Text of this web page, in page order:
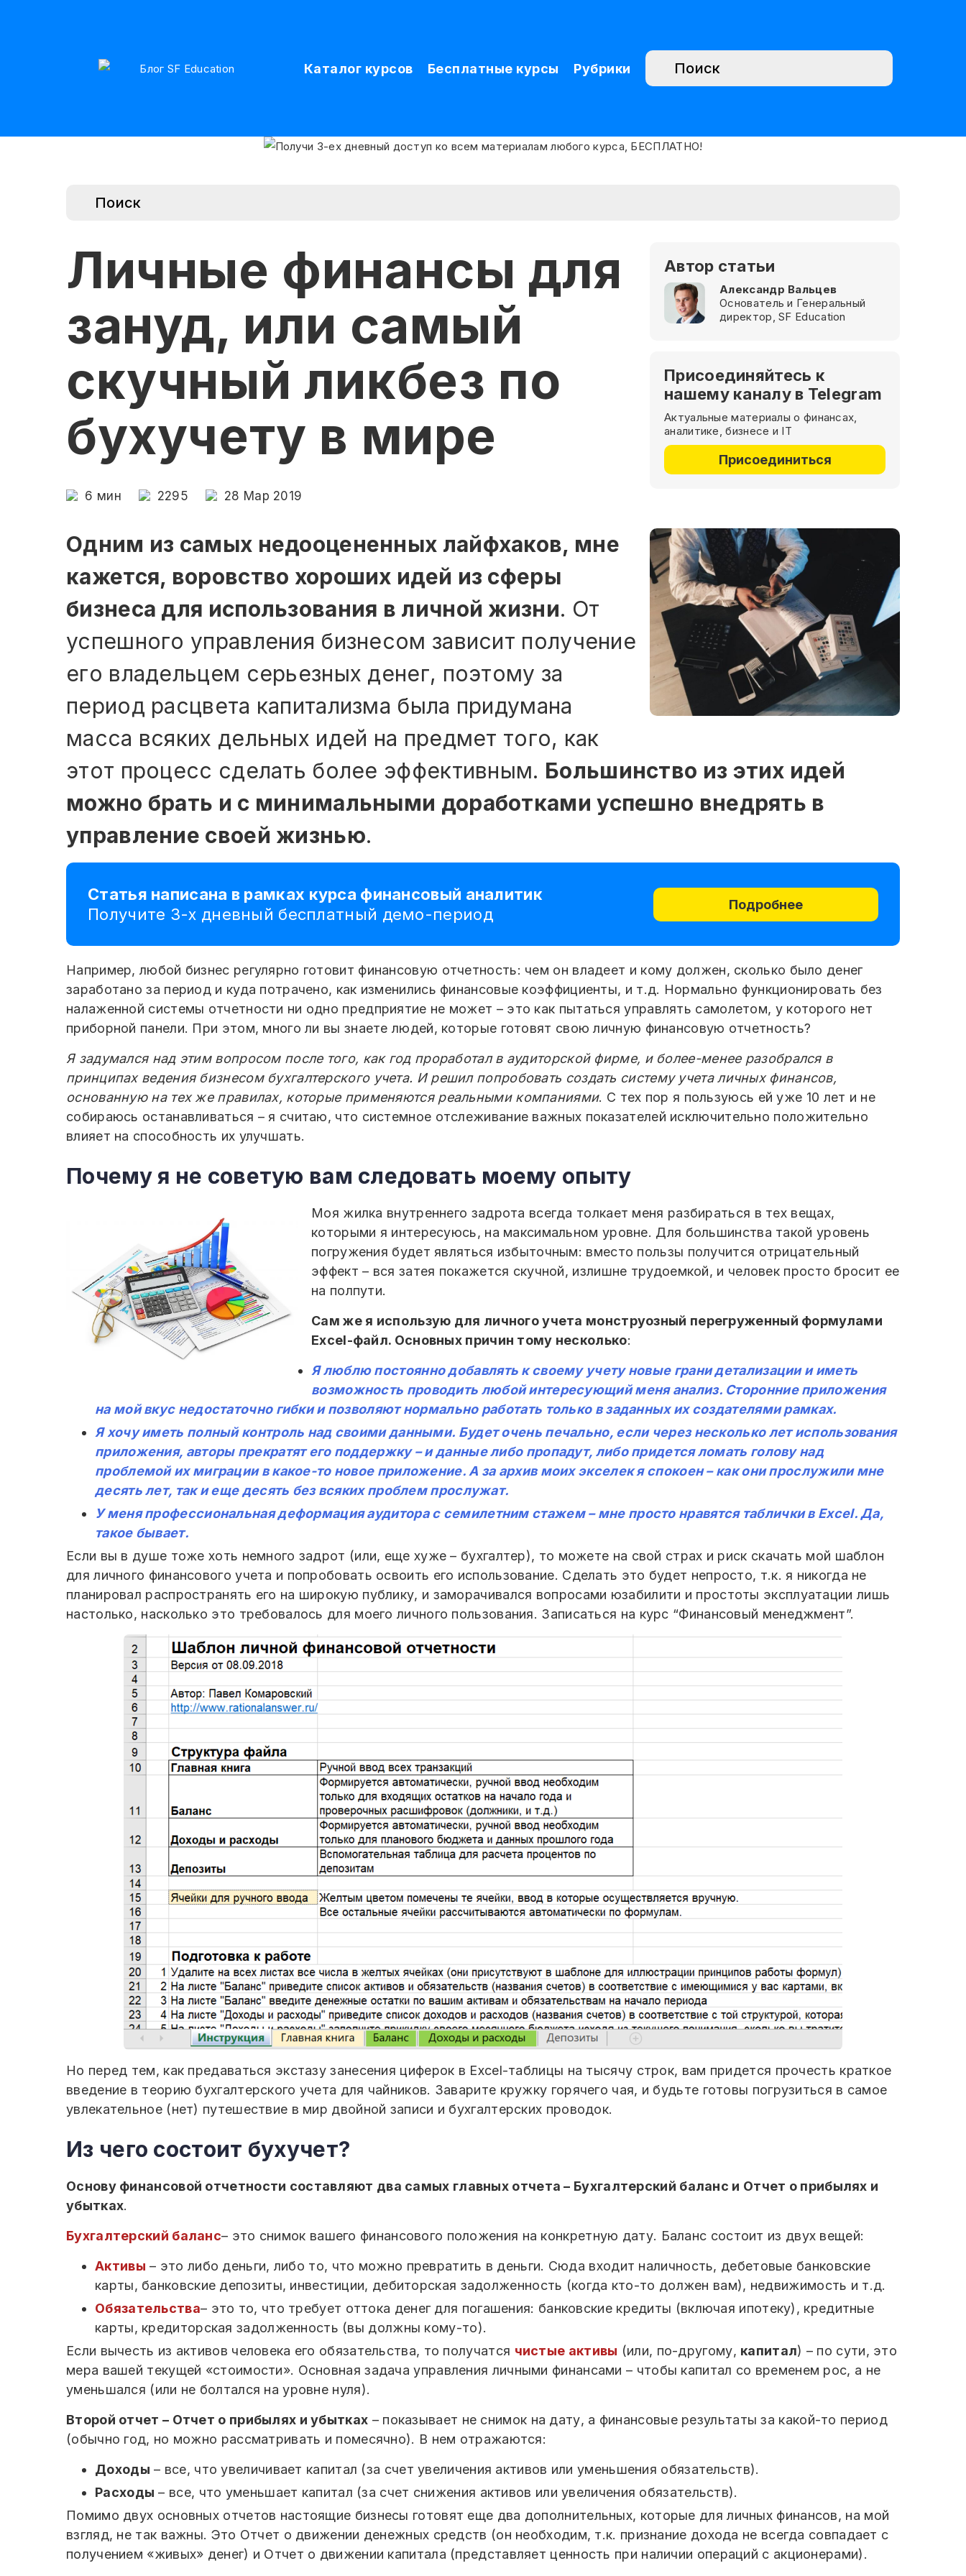
Каталог курсов Бесплатные курсы Рубрики
Личные финансы для
зануд, или самый
скучный ликбез по
бухучету в мире
6 мин 2295 28 Мар 2019
Автор статьи
Александр Вальцев
Основатель и Генеральный
директор, SF Education
Присоединяйтесь к
нашему каналу в Telegram
Актуальные материалы о финансах,
аналитике, бизнесе и IT
Присоединиться
Одним из самых недооцененных лайфхаков, мне
кажется, воровство хороших идей из сферы
бизнеса для использования в личной жизни. От
успешного управления бизнесом зависит получение
его владельцем серьезных денег, поэтому за
период расцвета капитализма была придумана
масса всяких дельных идей на предмет того, как
этот процесс сделать более эффективным. Большинство из этих идей
можно брать и с минимальными доработками успешно внедрять в
управление своей жизнью.
Статья написана в рамках курса финансовый аналитик
Получите 3-х дневный бесплатный демо-период
Подробнее
Например, любой бизнес регулярно готовит финансовую отчетность: чем он владеет и кому должен, сколько было денег
заработано за период и куда потрачено, как изменились финансовые коэффициенты, и т.д. Нормально функционировать без
налаженной системы отчетности ни одно предприятие не может – это как пытаться управлять самолетом, у которого нет
приборной панели. При этом, много ли вы знаете людей, которые готовят свою личную финансовую отчетность?
Я задумался над этим вопросом после того, как год проработал в аудиторской фирме, и более-менее разобрался в
принципах ведения бизнесом бухгалтерского учета. И решил попробовать создать систему учета личных финансов,
основанную на тех же правилах, которые применяются реальными компаниями. С тех пор я пользуюсь ей уже 10 лет и не
собираюсь останавливаться – я считаю, что системное отслеживание важных показателей исключительно положительно
влияет на способность их улучшать.
Почему я не советую вам следовать моему опыту
Моя жилка внутреннего задрота всегда толкает меня разбираться в тех вещах,
которыми я интересуюсь, на максимальном уровне. Для большинства такой уровень
погружения будет являться избыточным: вместо пользы получится отрицательный
эффект – вся затея покажется скучной, излишне трудоемкой, и человек просто бросит ее
на полпути.
Сам же я использую для личного учета монструозный перегруженный формулами
Excel-файл. Основных причин тому несколько:
Я люблю постоянно добавлять к своему учету новые грани детализации и иметь
возможность проводить любой интересующий меня анализ. Сторонние приложения
на мой вкус недостаточно гибки и позволяют нормально работать только в заданных их создателями рамках.
Я хочу иметь полный контроль над своими данными. Будет очень печально, если через несколько лет использования
приложения, авторы прекратят его поддержку – и данные либо пропадут, либо придется ломать голову над
проблемой их миграции в какое-то новое приложение. А за архив моих экселек я спокоен – как они прослужили мне
десять лет, так и еще десять без всяких проблем прослужат.
У меня профессиональная деформация аудитора с семилетним стажем – мне просто нравятся таблички в Excel. Да,
такое бывает.
Если вы в душе тоже хоть немного задрот (или, еще хуже – бухгалтер), то можете на свой страх и риск скачать мой шаблон
для личного финансового учета и попробовать освоить его использование. Сделать это будет непросто, т.к. я никогда не
планировал распространять его на широкую публику, и заморачивался вопросами юзабилити и простоты эксплуатации лишь
настолько, насколько это требовалось для моего личного пользования. Записаться на курс “Финансовый менеджмент”.
Но перед тем, как предаваться экстазу занесения циферок в Excel-таблицы на тысячу строк, вам придется прочесть краткое
введение в теорию бухгалтерского учета для чайников. Заварите кружку горячего чая, и будьте готовы погрузиться в самое
увлекательное (нет) путешествие в мир двойной записи и бухгалтерских проводок.
Из чего состоит бухучет?
Основу финансовой отчетности составляют два самых главных отчета – Бухгалтерский баланс и Отчет о прибылях и
убытках.
Бухгалтерский баланс– это снимок вашего финансового положения на конкретную дату. Баланс состоит из двух вещей:
Активы – это либо деньги, либо то, что можно превратить в деньги. Сюда входит наличность, дебетовые банковские
карты, банковские депозиты, инвестиции, дебиторская задолженность (когда кто-то должен вам), недвижимость и т.д.
Обязательства– это то, что требует оттока денег для погашения: банковские кредиты (включая ипотеку), кредитные
карты, кредиторская задолженность (вы должны кому-то).
Если вычесть из активов человека его обязательства, то получатся чистые активы (или, по-другому, капитал) – по сути, это
мера вашей текущей «стоимости». Основная задача управления личными финансами – чтобы капитал со временем рос, а не
уменьшался (или не болтался на уровне нуля).
Второй отчет – Отчет о прибылях и убытках – показывает не снимок на дату, а финансовые результаты за какой-то период
(обычно год, но можно рассматривать и помесячно). В нем отражаются:
Доходы – все, что увеличивает капитал (за счет увеличения активов или уменьшения обязательств).
Расходы – все, что уменьшает капитал (за счет снижения активов или увеличения обязательств).
Помимо двух основных отчетов настоящие бизнесы готовят еще два дополнительных, которые для личных финансов, на мой
взгляд, не так важны. Это Отчет о движении денежных средств (он необходим, т.к. признание дохода не всегда совпадает с
получением «живых» денег) и Отчет о движении капитала (представляет ценность при наличии операций с акционерами).